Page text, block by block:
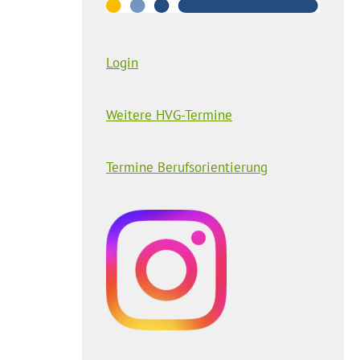
Login
Weitere HVG-Termine
Termine Berufsorientierung